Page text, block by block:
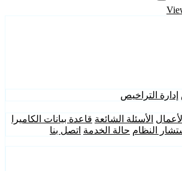
إدارة التراخيص
الأعمال الأسئلة الشائعة قاعدة بيانات الكاميرا
النظام حالة الخدمة اتصل بنا